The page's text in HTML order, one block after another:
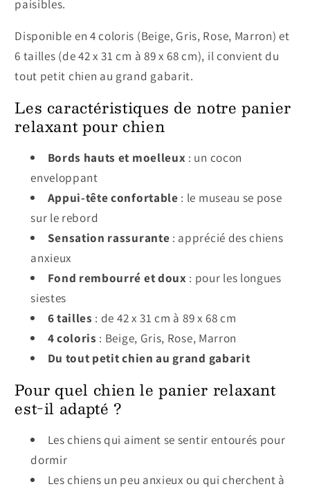
paisibles.
Disponible en 4 coloris (Beige, Gris, Rose, Marron) et
6 tailles (de 42 x 31 cm à 89 x 68 cm), il convient du
tout petit chien au grand gabarit.
Les caractéristiques de notre panier
relaxant pour chien
Bords hauts et moelleux : un cocon
enveloppant
Appui-tête confortable : le museau se pose
sur le rebord
Sensation rassurante : apprécié des chiens
anxieux
Fond rembourré et doux : pour les longues
siestes
6 tailles : de 42 x 31 cm à 89 x 68 cm
4 coloris : Beige, Gris, Rose, Marron
Du tout petit chien au grand gabarit
Pour quel chien le panier relaxant
est-il adapté ?
Les chiens qui aiment se sentir entourés pour
dormir
Les chiens un peu anxieux ou qui cherchent à